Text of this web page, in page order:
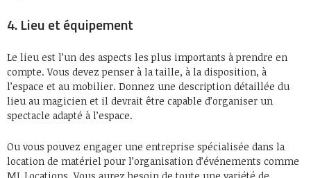
4. Lieu et équipement
Le lieu est l’un des aspects les plus importants à prendre en
compte. Vous devez penser à la taille, à la disposition, à
l’espace et au mobilier. Donnez une description détaillée du
lieu au magicien et il devrait être capable d’organiser un
spectacle adapté à l’espace.
Ou vous pouvez engager une entreprise spécialisée dans la
location de matériel pour l’organisation d’événements comme